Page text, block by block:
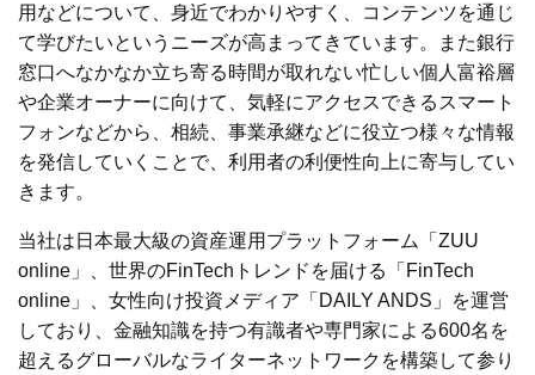
用などについて、身近でわかりやすく、コンテンツを通じ
て学びたいというニーズが高まってきています。また銀行
窓口へなかなか立ち寄る時間が取れない忙しい個人富裕層
や企業オーナーに向けて、気軽にアクセスできるスマート
フォンなどから、相続、事業承継などに役立つ様々な情報
を発信していくことで、利用者の利便性向上に寄与してい
きます。
当社は日本最大級の資産運用プラットフォーム「ZUU
online」、世界のFinTechトレンドを届ける「FinTech
online」、女性向け投資メディア「DAILY ANDS」を運営
しており、金融知識を持つ有識者や専門家による600名を
超えるグローバルなライターネットワークを構築して参り